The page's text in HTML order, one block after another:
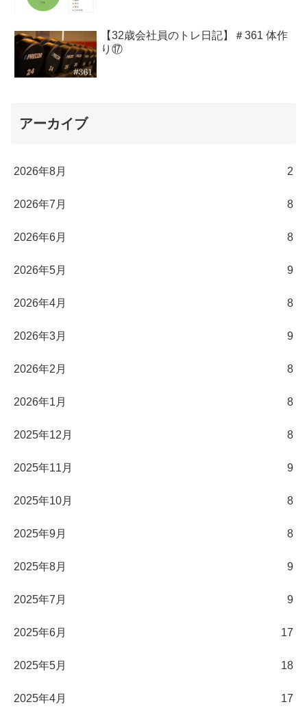
【32歳会社員のトレ日記】＃361 体作
り⑰
アーカイブ
2026年8月 2
2026年7月 8
2026年6月 8
2026年5月 9
2026年4月 8
2026年3月 9
2026年2月 8
2026年1月 8
2025年12月 8
2025年11月 9
2025年10月 8
2025年9月 8
2025年8月 9
2025年7月 9
2025年6月 17
2025年5月 18
2025年4月 17